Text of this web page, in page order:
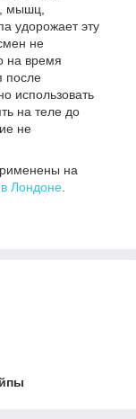
мышц,
удорожает эту
не
на время
после
использовать
на теле до
не
на
Лондоне